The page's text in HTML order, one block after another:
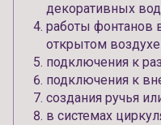
декоративных
работы фонтанов
открытом воздухе
подключения к
подключения к
создания ручья
в системах